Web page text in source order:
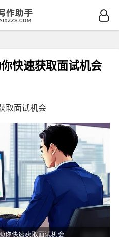
快速获取面试机会
取面试机会